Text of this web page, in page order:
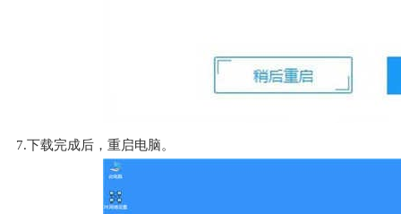
7.下载完成后，重启电脑。